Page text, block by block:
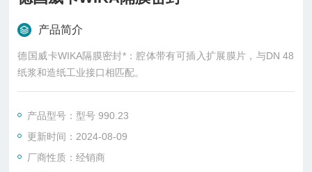
产品简介
德国威卡WIKA隔膜密封*：腔体带有可插入扩展膜片，与DN 48
纸浆和造纸工业接口相匹配。
产品型号：型号 990.23
更新时间：2024-08-09
厂商性质：经销商